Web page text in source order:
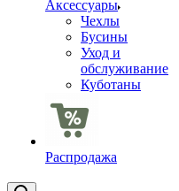
Аксессуары
Чехлы
Бусины
Уход и
обслуживание
Куботаны
Распродажа